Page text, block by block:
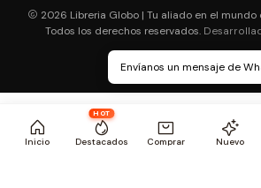
Inicio
HOT
Destacados Comprar Nuevo
2026 Libreria Globo | Tu aliado en el
Todos los derechos reservados.
Envíanos un mensaje de